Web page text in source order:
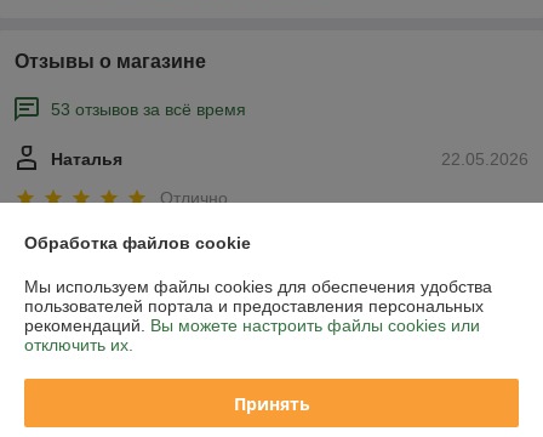
Отзывы о магазине
53 отзывов за всё время
22.05.2026
Наталья
Отлично
Хорошо
Расцветки,как заказывала не было,но продавец предложил
Обработка файлов cookie
Мы используем файлы cookies для обеспечения удобства
пользователей портала и предоставления персональных
рекомендаций. Вы можете настроить файлы cookies или
отключить их.
Принять